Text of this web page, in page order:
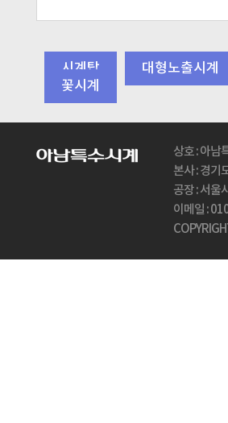
시계탑 대형노출시계
꽃시계
상호 : 아
본사 : 경
공장 : 서
이메일 :